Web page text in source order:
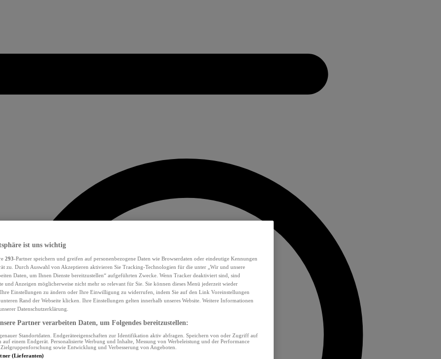
ist uns wichtig
293-Partner speichern und greifen auf personenbezogene Daten wie Browserdaten oder eindeutige Kennungen
zu. Durch Auswahl von Akzeptieren aktivieren Sie Tracking-Technologien für die unter „Wir und unsere
Daten, um Ihnen Dienste bereitzustellen“ aufgeführten Zwecke. Wenn Tracker deaktiviert sind, sind
und Anzeigen möglicherweise nicht mehr so relevant für Sie. Sie können dieses Menü jederzeit wieder
Einstellungen zu ändern oder Ihre Einwilligung zu widerrufen, indem Sie auf den Link Voreinstellungen
Rand der Webseite klicken. Ihre Einstellungen gelten innerhalb unseres Website. Weitere Informationen
Datenschutzerklärung.
Partner verarbeiten Daten, um Folgendes bereitzustellen:
Standortdaten. Endgeräteeigenschaften zur Identifikation aktiv abfragen. Speichern von oder Zugriff auf
einem Endgerät. Personalisierte Werbung und Inhalte, Messung von Werbeleistung und der Performance
sowie Entwicklung und Verbesserung von Angeboten.
(Lieferanten)